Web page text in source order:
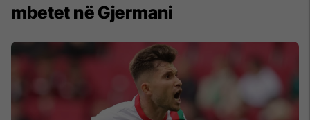
mbetet në Gjermani